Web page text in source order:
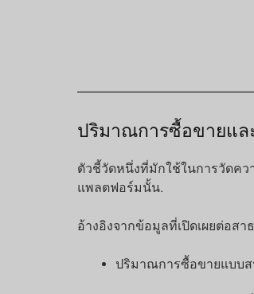
ปริมาณการซื้อขายแล
ตัวชี้วัดหนึ่งที่มักใช้ในการวัดค
แพลตฟอร์มนั้น.
อ้างอิงจากข้อมูลที่เปิดเผยต่อส
ปริมาณการซื้อขายแบบส